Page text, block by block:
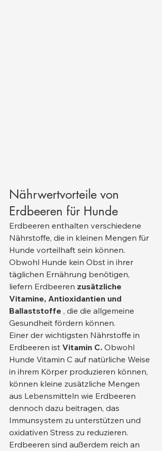
Nährwertvorteile von
Erdbeeren für Hunde
Erdbeeren enthalten verschiedene
Nährstoffe, die in kleinen Mengen für
Hunde vorteilhaft sein können.
Obwohl Hunde kein Obst in ihrer
täglichen Ernährung benötigen,
liefern Erdbeeren zusätzliche
Vitamine, Antioxidantien und
Ballaststoffe , die die allgemeine
Gesundheit fördern können.
Einer der wichtigsten Nährstoffe in
Erdbeeren ist Vitamin C. Obwohl
Hunde Vitamin C auf natürliche Weise
in ihrem Körper produzieren können,
können kleine zusätzliche Mengen
aus Lebensmitteln wie Erdbeeren
dennoch dazu beitragen, das
Immunsystem zu unterstützen und
oxidativen Stress zu reduzieren.
Erdbeeren sind außerdem reich an